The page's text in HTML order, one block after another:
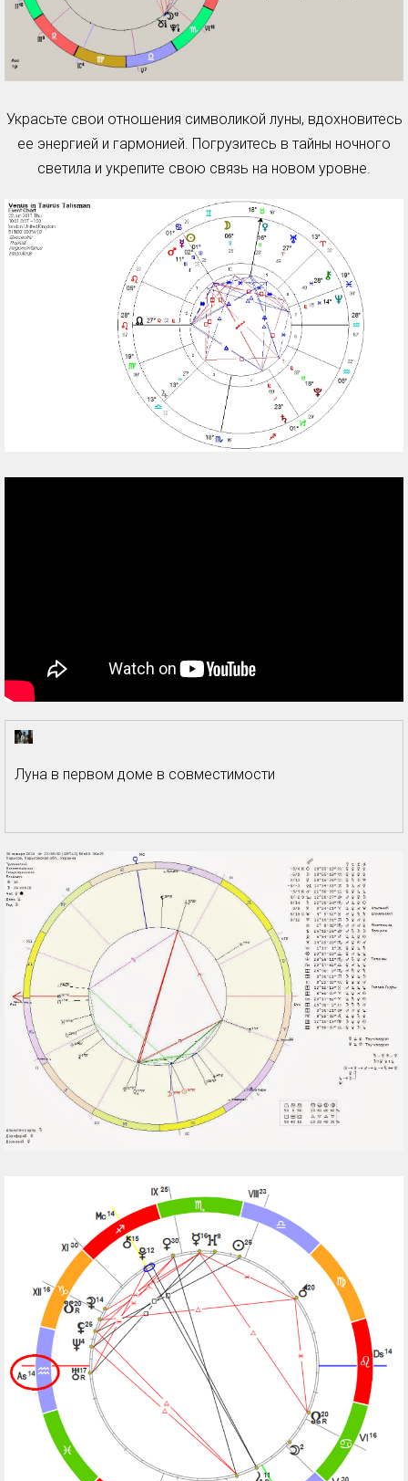
Украсьте свои отношения символикой луны, вдохновитесь
ее энергией и гармонией. Погрузитесь в тайны ночного
светила и укрепите свою связь на новом уровне.
Луна в первом доме в совместимости